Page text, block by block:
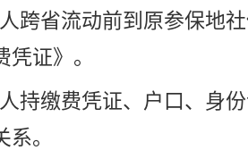
跨省流动前到原参保地
证》。
持缴费凭证、户口、身
。